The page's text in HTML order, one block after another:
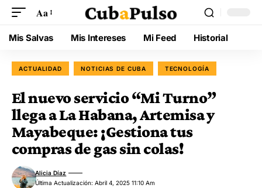
Aa
Mis Salvas Mis Intereses Mi Feed Historial
ACTUALIDAD NOTICIAS DE CUBA TECNOLOGÍA
El nuevo servicio “Mi Turno”
llega a La Habana, Artemisa y
Mayabeque: ¡Gestiona tus
compras de gas sin colas!
Última Actualización: Abril 4, 2025 11:10 Am
Alicia Díaz